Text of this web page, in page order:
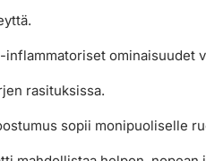
ominaisuudet
rasituksissa.
sopii monipuoliselle